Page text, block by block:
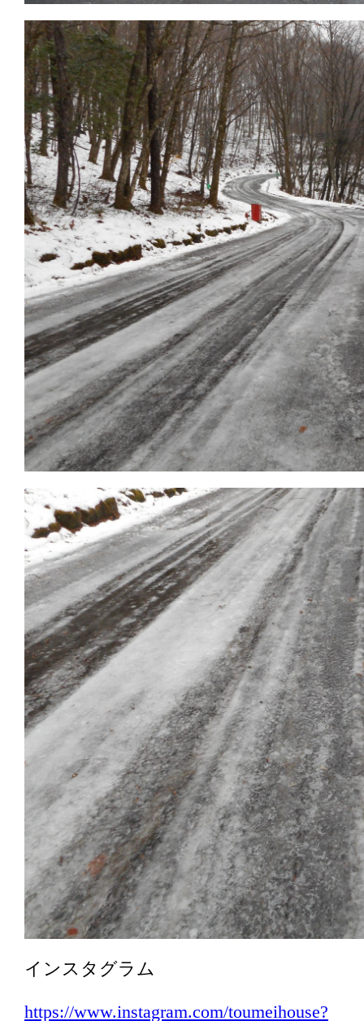
インスタグラム
https://www.instagram.com/toumeihouse?